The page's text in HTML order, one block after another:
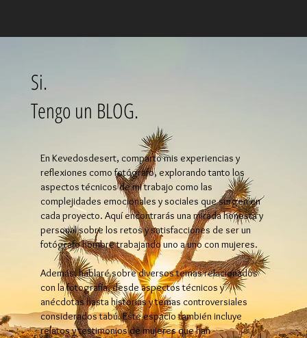
Si.
Tengo un BLOG.
En Kevedosdesert, comparto mis experiencias y
reflexiones como fotógrafo, explorando tanto los
aspectos técnicos de mi trabajo como las
complejidades emocionales y sociales que surgen en
cada proyecto. Aquí encontrarás una mirada honesta y
personal sobre los retos y satisfacciones de ser un
fotógrafo hombre trabajando uno a uno con mujeres.
Además, hablaré sobre diversos temas relacionados
con la fotografía, desde aspectos técnicos y
anécdotas hasta historias y temas controversiales
considerados tabú. Este espacio también incluye
relatos y testimonios de mujeres que han